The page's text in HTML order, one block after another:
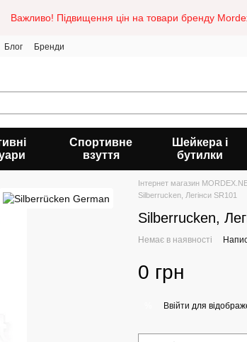
Важливо! Підвищення цін на товари бренду
Блог Бренди
Спортивне
взуття
Шейкера і
бутилки
Інтернет магазин
Silberrucken, Легінси SR101
Silberrucken,
Немає в наявності
0 грн
Ввійти для